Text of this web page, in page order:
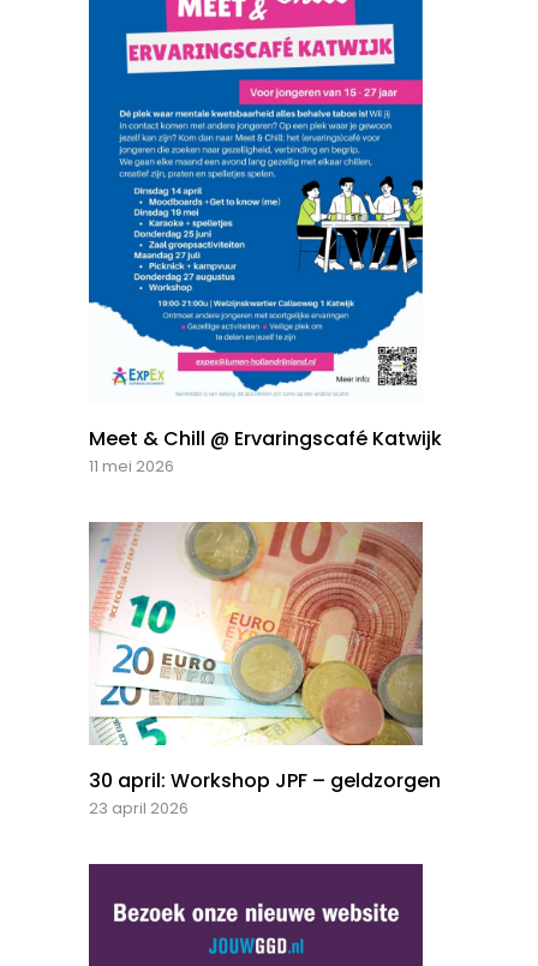
Meet & Chill @ Ervaringscafé Katwijk
11 mei 2026
30 april: Workshop JPF – geldzorgen
23 april 2026